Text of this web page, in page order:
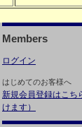
Members
ログイン
はじめてのお客様へ
新規会員登録はこち
けます）